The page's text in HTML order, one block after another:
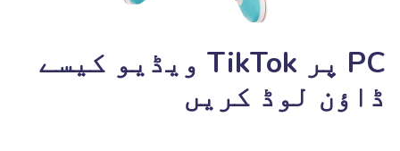
PC پر TikTok ویڈیو کیسے
ڈاؤن لوڈ کریں